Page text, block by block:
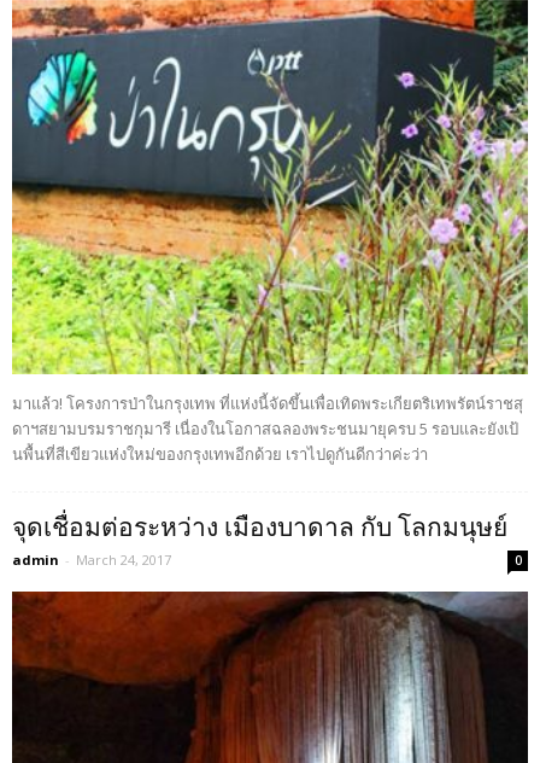
มาแล้ว! โครงการป่าในกรุงเทพ ที่แห่งนี้จัดขึ้นเพื่อเทิดพระเกียตริเทพรัตน์ราชสุ
ดาฯสยามบรมราชกุมารี เนื่องในโอกาสฉลองพระชนมายุครบ 5 รอบและยังเป้
นพื้นที่สีเขียวแห่งใหม่ของกรุงเทพอีกด้วย เราไปดูกันดีกว่าค่ะว่า
จุดเชื่อมต่อระหว่าง เมืองบาดาล กับ โลกมนุษย์
admin - March 24, 2017 0